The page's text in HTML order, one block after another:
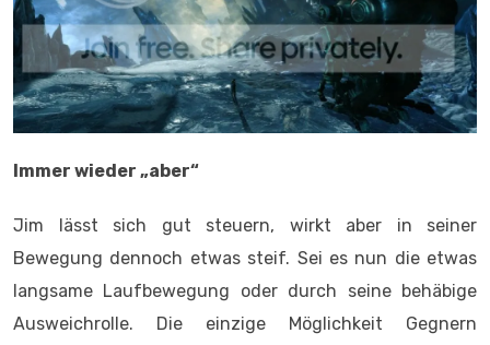
Immer wieder „aber“
Jim lässt sich gut steuern, wirkt aber in seiner
Bewegung dennoch etwas steif. Sei es nun die etwas
langsame Laufbewegung oder durch seine behäbige
Ausweichrolle. Die einzige Möglichkeit Gegnern